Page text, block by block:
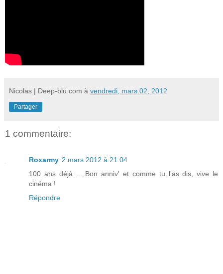
Nicolas | Deep-blu.com à vendredi, mars 02, 2012
Partager
1 commentaire:
Roxarmy 2 mars 2012 à 21:04
100 ans déjà ... Bon anniv' et comme tu l'as dis, vive le
cinéma !
Répondre